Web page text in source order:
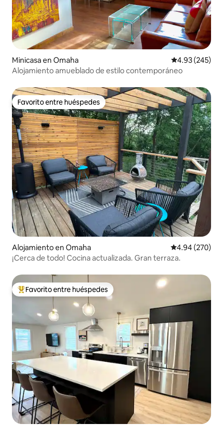
Minicasa en Omaha Calificación
4.93 (245)
Alojamiento amueblado de estilo contemporáneo
Favorito entre huéspedes
Favorito entre huéspedes
Alojamiento en Omaha Calificación
4.94 (270)
¡Cerca de todo! Cocina actualizada. Gran terraza.
Favorito entre huéspedes preferido
Favorito entre huéspedes